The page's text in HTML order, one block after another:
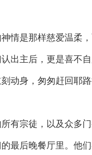
情是那样慈爱温柔
出主后，更是喜不
动身，匆匆赶回耶
有宗徒，以及众多
最后晚餐厅里。他